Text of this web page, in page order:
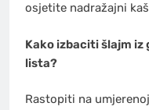
osjetite nadražajni
Kako izbaciti šlajm iz
lista?
Rastopiti na